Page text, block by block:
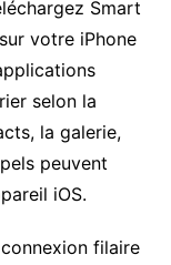
Smart
votre iPhone
selon la
la galerie,
peuvent
iOS.
filaire